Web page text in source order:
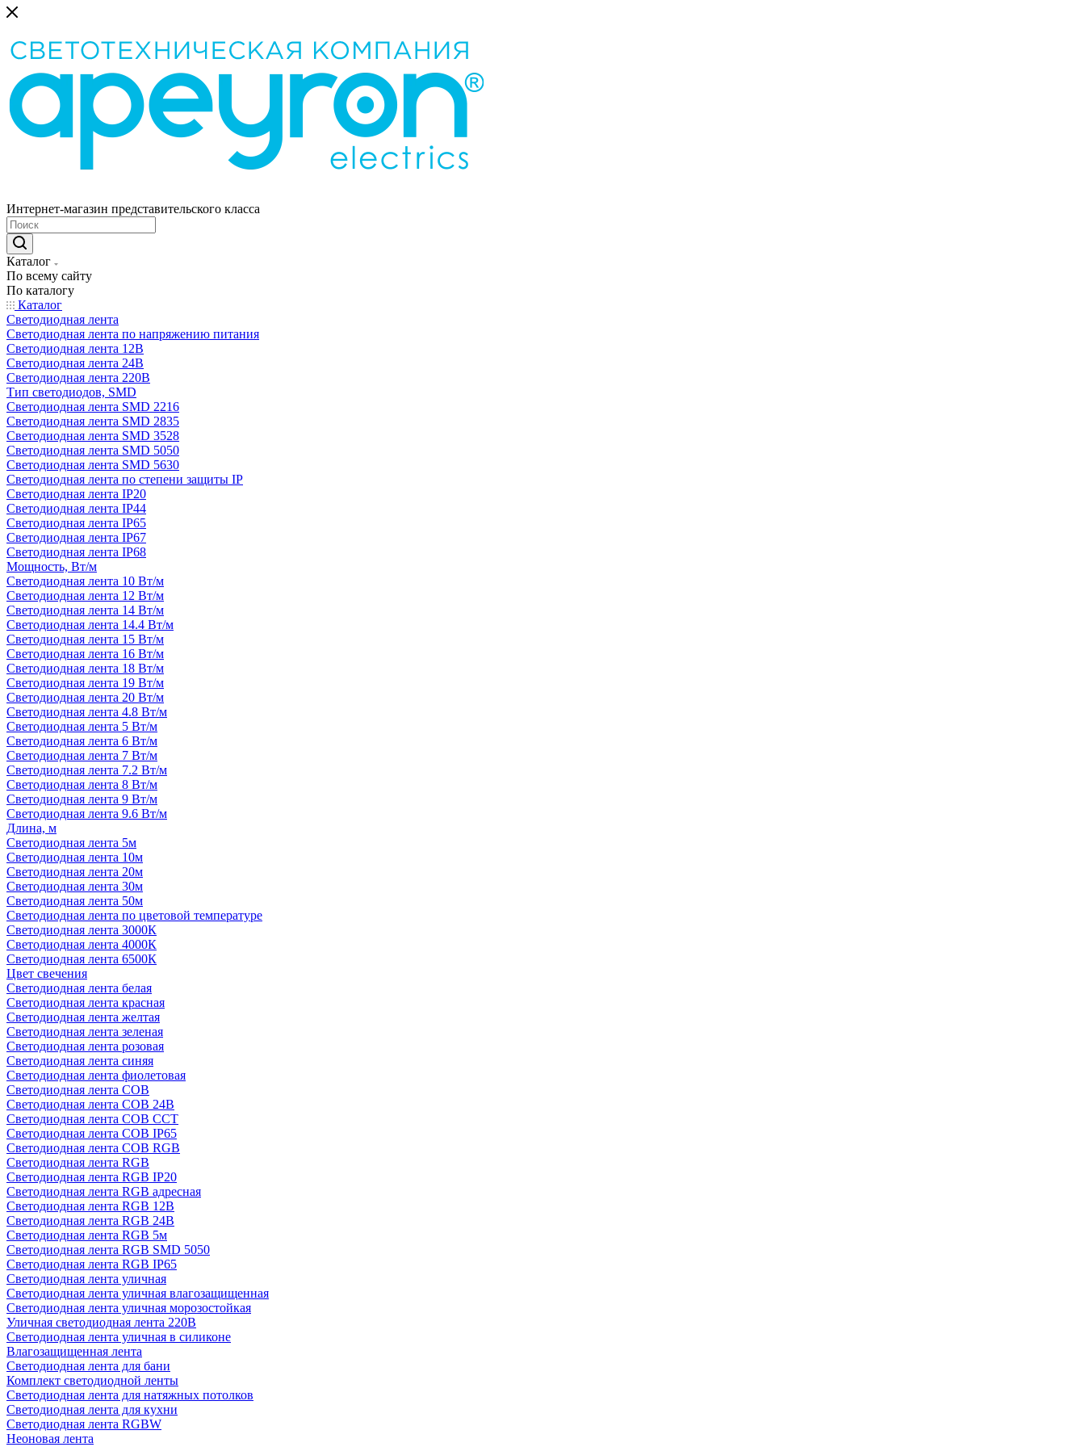
Интернет-магазин представительского класса
Каталог
По всему сайту
По каталогу
Каталог
Светодиодная лента
Светодиодная лента по напряжению питания
Светодиодная лента 12В
Светодиодная лента 24В
Светодиодная лента 220В
Тип светодиодов, SMD
Cветодиодная лента SMD 2216
Светодиодная лента SMD 2835
Светодиодная лента SMD 3528
Светодиодная лента SMD 5050
Светодиодная лента SMD 5630
Светодиодная лента по степени защиты IP
Светодиодная лента IP20
Светодиодная лента IP44
Светодиодная лента IP65
Светодиодная лента IP67
Светодиодная лента IP68
Мощность, Вт/м
Светодиодная лента 10 Вт/м
Светодиодная лента 12 Вт/м
Светодиодная лента 14 Вт/м
Светодиодная лента 14.4 Вт/м
Светодиодная лента 15 Вт/м
Светодиодная лента 16 Вт/м
Светодиодная лента 18 Вт/м
Светодиодная лента 19 Вт/м
Светодиодная лента 20 Вт/м
Светодиодная лента 4.8 Вт/м
Светодиодная лента 5 Вт/м
Светодиодная лента 6 Вт/м
Светодиодная лента 7 Вт/м
Светодиодная лента 7.2 Вт/м
Светодиодная лента 8 Вт/м
Светодиодная лента 9 Вт/м
Светодиодная лента 9.6 Вт/м
Длина, м
Светодиодная лента 5м
Светодиодная лента 10м
Светодиодная лента 20м
Светодиодная лента 30м
Светодиодная лента 50м
Светодиодная лента по цветовой температуре
Светодиодная лента 3000К
Светодиодная лента 4000К
Светодиодная лента 6500К
Цвет свечения
Светодиодная лента белая
Светодиодная лента красная
Светодиодная лента желтая
Светодиодная лента зеленая
Светодиодная лента розовая
Светодиодная лента синяя
Светодиодная лента фиолетовая
Светодиодная лента COB
Светодиодная лента COB 24В
Светодиодная лента COB CCT
Светодиодная лента COB IP65
Светодиодная лента COB RGB
Светодиодная лента RGB
Светодиодная лента RGB IP20
Светодиодная лента RGB адресная
Светодиодная лента RGB 12В
Светодиодная лента RGB 24В
Светодиодная лента RGB 5м
Светодиодная лента RGB SMD 5050
Светодиодная лента RGB IP65
Светодиодная лента уличная
Светодиодная лента уличная влагозащищенная
Светодиодная лента уличная морозостойкая
Уличная светодиодная лента 220В
Светодиодная лента уличная в силиконе
Влагозащищенная лента
Светодиодная лента для бани
Комплект светодиодной ленты
Светодиодная лента для натяжных потолков
Светодиодная лента для кухни
Светодиодная лента RGBW
Неоновая лента